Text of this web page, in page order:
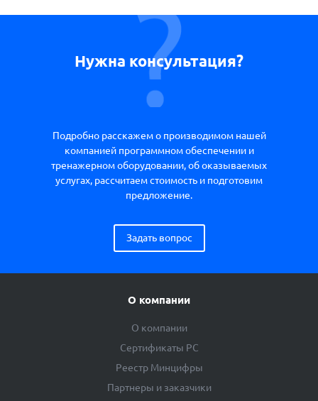
Нужна консультация?
Подробно расскажем о производимом нашей
компанией программном обеспечении и
тренажерном оборудовании, об оказываемых
услугах, рассчитаем стоимость и подготовим
предложение.
Задать вопрос
О компании
О компании
Сертификаты РС
Реестр Минцифры
Партнеры и заказчики